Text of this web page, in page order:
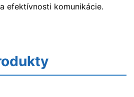
efektívnosti komunikácie.